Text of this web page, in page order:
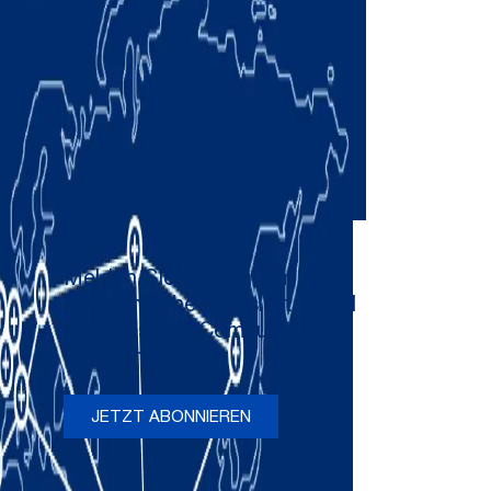
Melden Sie sich an, um
gelegentliche Newsletter und
Updates von Comau zu
erhalten
JETZT ABONNIEREN